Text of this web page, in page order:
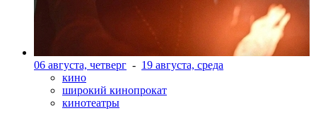
06 августа, четверг - 19 августа, среда
кино
широкий кинопрокат
кинотеатры